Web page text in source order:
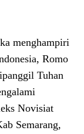
menghampiri
Romo
Tuhan
Novisiat
Semarang,